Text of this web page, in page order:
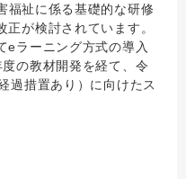
福祉に係る基礎的な研修
が検討されています。
eラーニング方式の導入
の教材開発を経て、令
過措置あり）に向けたス